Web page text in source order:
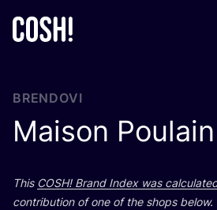
BRENDOVI
Maison Poulain
This COSH! Brand Index was
con­tri­bu­ti­on of one of the shops below.